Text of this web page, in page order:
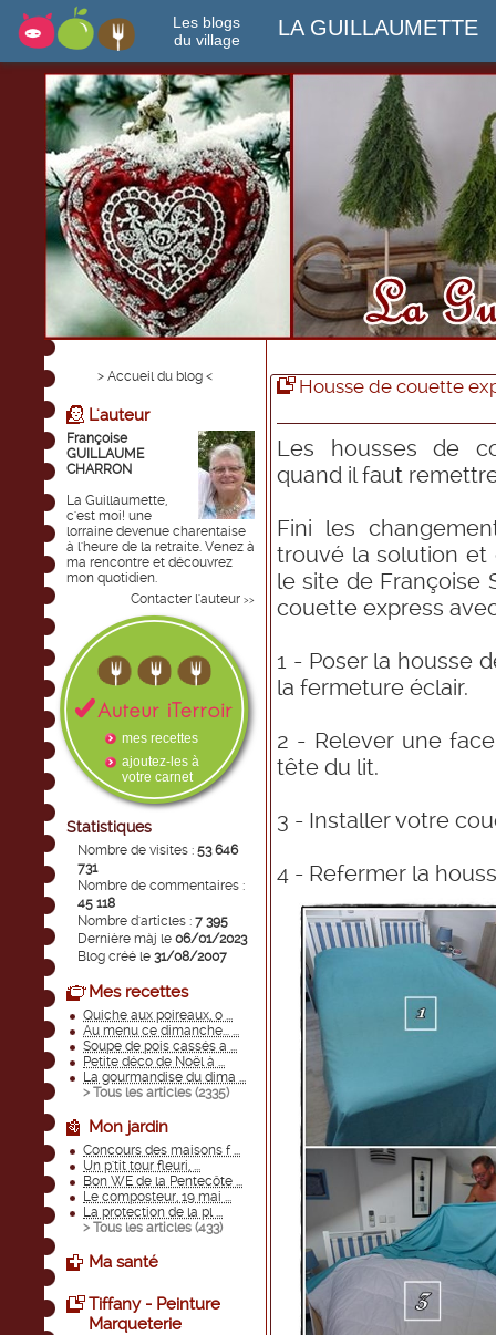
Les blogs
du village
LA GUILLAUMETTE
> Accueil du blog <
L'auteur
Françoise
GUILLAUME
CHARRON
La Guillaumette,
c'est moi! une
lorraine devenue charentaise
à l'heure de la retraite. Venez à
ma rencontre et découvrez
mon quotidien.
Contacter l'auteur >>
mes recettes
ajoutez-les à
votre carnet
Statistiques
Nombre de visites : 53 646
731
Nombre de commentaires :
45 118
Nombre d'articles : 7 395
Dernière màj le 06/01/2023
Blog créé le 31/08/2007
Mes recettes
Quiche aux poireaux, o ...
Au menu ce dimanche... ...
Soupe de pois cassés a ...
Petite déco de Noël à ...
La gourmandise du dima ...
> Tous les articles (2335)
Mon jardin
Concours des maisons f ...
Un p'tit tour fleuri, ...
Bon WE de la Pentecôte ...
Le composteur, 19 mai ...
La protection de la pl ...
> Tous les articles (433)
Ma santé
Tiffany - Peinture
Marqueterie
Housse de couette
Les housses de
quand il faut
Fini les
trouvé la solution et
le site de Françoise
couette express
1 - Poser la housse
la fermeture éclair.
2 - Relever une
tête du lit.
3 - Installer votre
4 - Refermer la